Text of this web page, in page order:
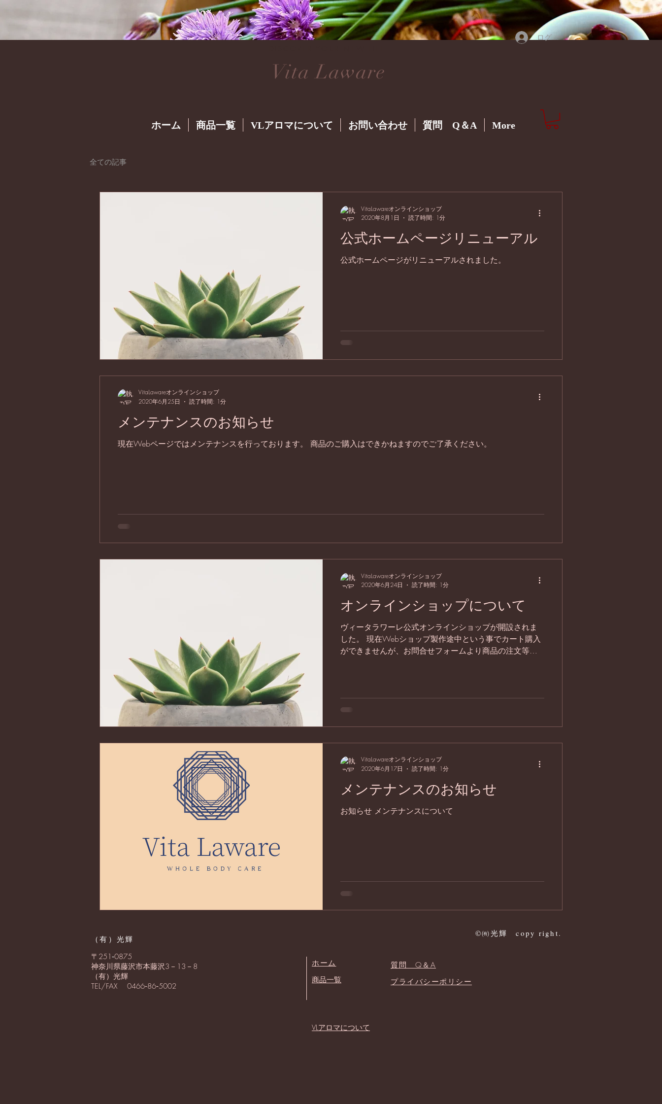
ログイン
Vita Laware
ホーム 商品一覧 VLアロマについて お問い合わせ 質問 Q＆A More
全ての記事
公式ホームページリニューアル
公式ホームページがリニューアルされました。
VitaLawareオンラインショップ
2020年8月1日
読了時間: 1分
メンテナンスのお知らせ
現在Webページではメンテナンスを行っております。 商品のご購入はできかねますのでご了承ください。
VitaLawareオンラインショップ
2020年6月25日
読了時間: 1分
オンラインショップについて
ヴィータラワーレ公式オンラインショップが開設されま
した。 現在Webショップ製作途中という事でカート購入
ができませんが、お問合せフォームより商品の注文等受
VitaLawareオンラインショップ
2020年6月24日
読了時間: 1分
メンテナンスのお知らせ
お知らせ メンテナンスについて
VitaLawareオンラインショップ
2020年6月17日
読了時間: 1分
​（有）光輝
〒251‐0875
神奈川県藤沢市本藤沢3－13－8
（有）光輝
TEL/FAX 0466‐86‐5002
​ホーム
​商品一覧
©㈲光輝 copy right.
質問 Q＆A
​プライバシーポリシー
​VLアロマについて